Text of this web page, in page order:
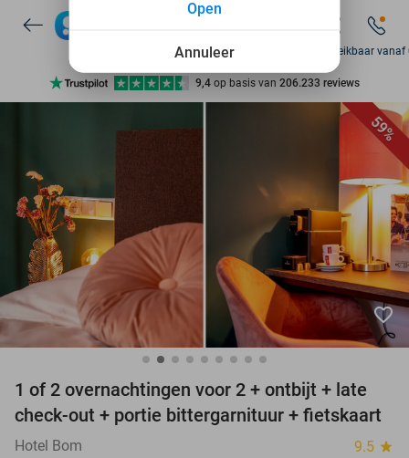
7 dagen per week beschikbaar
10+ miljoen leden
9,4 op basis van 206.233 reviews
Zo bereikbaar
59%
favorite_border
1 of 2 overnachtingen voor 2 + ontbijt + late
check-out + portie bittergarnituur + fietskaart
Hotel Bom 9.5 star
Annuleer
Open